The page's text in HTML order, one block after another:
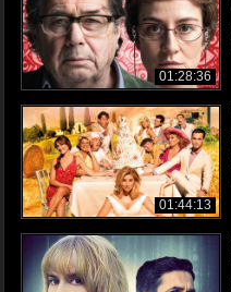
01:28:36
01:44:13